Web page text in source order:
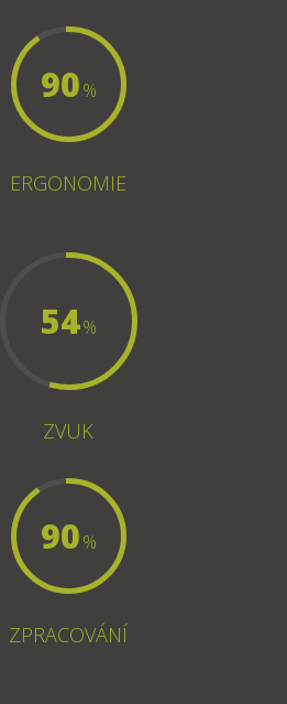
90%
ERGONOMIE
54%
ZVUK
90%
ZPRACOVÁNÍ